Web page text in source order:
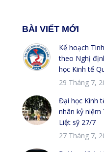
BÀI VIẾT MỚI
Kế hoạch
theo Nghị
học Kinh tế
29 Tháng 7,
Đại học Kinh
nhân kỷ niệm
Liệt sỹ 27/7
27 Tháng 7,